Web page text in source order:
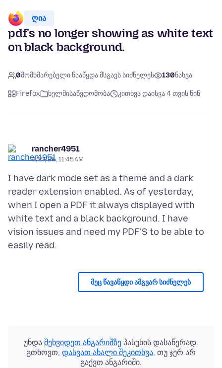
ღია
pdf's no longer showing as white text
on black background.
0მომხმარებელი წააწყდა მსგავს სიძნელეს 130ნახვა
Firefox ხელმისაწვდომობა კითხვა დაისვა 4 თვის წინ
rancher4951
3/27/26, 11:45 AM
I have dark mode set as a theme and a dark
reader extension enabled. As of yesterday,
when I open a PDF it always displayed with
white text and a black background. I have
vision issues and need my PDF'S to be able to
მეც წავაწყდი ამგვარ სიძნელეს
უნდა შეხვიდეთ ანგარიშზე პასუხის დასაწერად.
გთხოვთ, დასვათ ახალი შეკითხვა, თუ ჯერ არ
გაქვთ ანგარიში.